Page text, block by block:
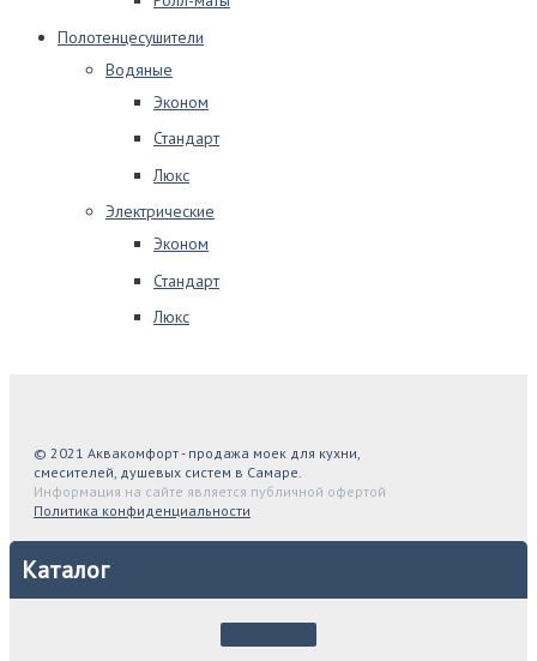
Полотенцесушители
Водяные
Эконом
Стандарт
Люкс
Электрические
Эконом
Стандарт
Люкс
© 2021 Аквакомфорт - продажа моек для кухни,
смесителей, душевых систем в Самаре.
Информация на сайте является публичной офертой
Политика конфиденциальности
Каталог